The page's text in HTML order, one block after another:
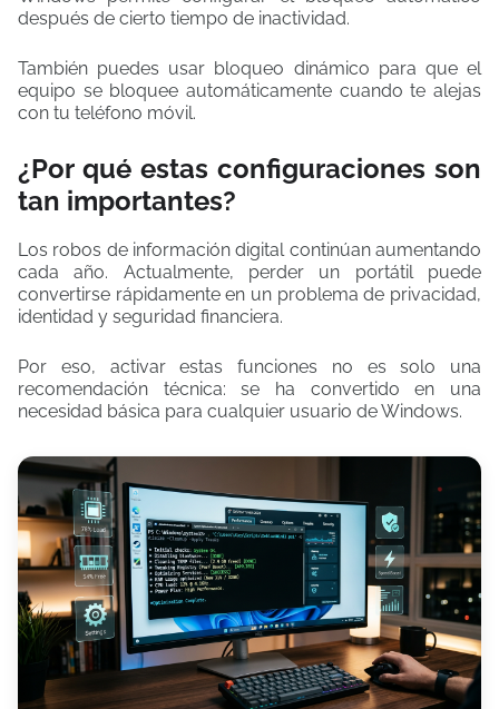
después de cierto tiempo de inactividad.
También puedes usar bloqueo dinámico para que el
equipo se bloquee automáticamente cuando te alejas
con tu teléfono móvil.
¿Por qué estas configuraciones son
tan importantes?
Los robos de información digital continúan aumentando
cada año. Actualmente, perder un portátil puede
convertirse rápidamente en un problema de privacidad,
identidad y seguridad financiera.
Por eso, activar estas funciones no es solo una
recomendación técnica: se ha convertido en una
necesidad básica para cualquier usuario de Windows.